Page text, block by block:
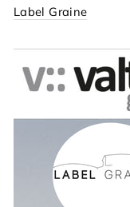
Label Graine